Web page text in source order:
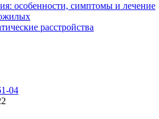
особенности, симптомы и лечение
расстройства
04